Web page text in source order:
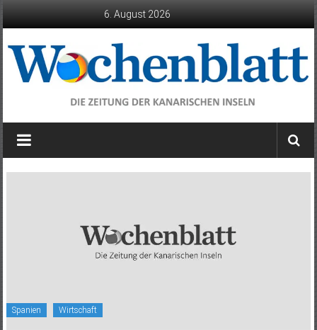
6. August 2026
Wochenblatt
die
Spanien Wirtschaft